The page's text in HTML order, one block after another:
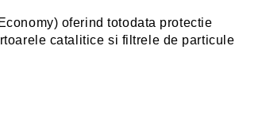
oferind totodata protectie
catalitice si filtrele de particule